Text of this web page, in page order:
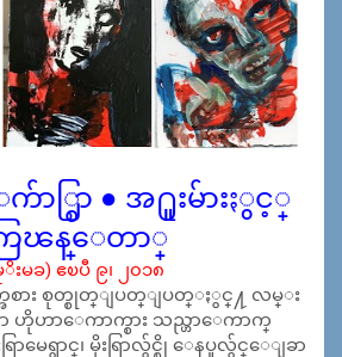
စြာ ● အ႐ူးမ်ားႏွင့္
ြၽန္ေတာ္
းမခ) ဧၿပီ ၉၊ ၂၀၁၈
စား စုတ္စုတ္ျပတ္ျပတ္ႏွင္႔ လမ္း
ဟိုဟာေကာက္စား သည္ဟာေကာက္
ရြာမေရွာင္၊ မိုးရြာလွ်င္စို ေနပူလွ်င္ေျခာ